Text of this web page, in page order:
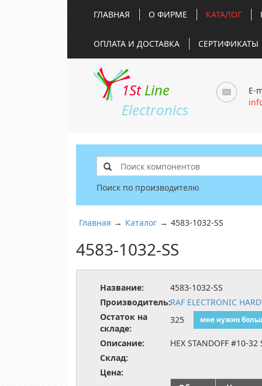
ГЛАВНАЯ О ФИРМЕ КАТАЛОГ
ОПЛАТА И ДОСТАВКА СЕРТИФИКАТЫ
1St Line
Electronics
E-
Поиск по производителю
Главная → Каталог → 4583-1032-SS
4583-1032-SS
Название:
4583-1032-SS
Производитель:RAF ELECTRONIC
Остаток на
складе:
325 мне нужно
Описание:
HEX STANDOFF #10-32
Склад:
Цена: